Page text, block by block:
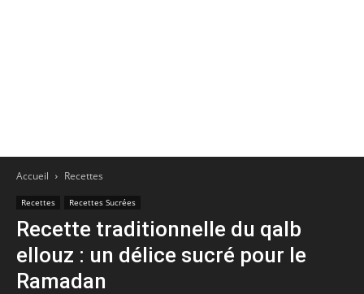
Accueil Recettes
Recettes Recettes Sucrées
Recette traditionnelle du qalb
ellouz : un délice sucré pour le
Ramadan